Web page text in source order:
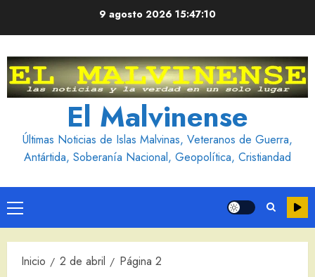
9 agosto 202615:47:11
El Malvinense
Últimas Noticias de Islas Malvinas, Veteranos de Guerra,
Antártida, Soberanía Nacional, Geopolítica, Cristiandad
Menú
principal
Inicio 2 de abril Página 2